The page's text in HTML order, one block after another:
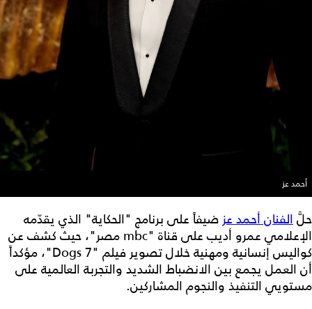
أحمد عز
حلَّالفنان أحمد عز ضيفاً على برنامج "الحكاية" الذي يقدّمه
الإعلامي عمرو أديب على قناة "mbc مصر"، حيث كشف عن
كواليس إنسانية ومهنية خلال تصوير فيلم "7 Dogs"، مؤكداً
أن العمل يجمع بين الانضباط الشديد والتجربة العالمية على
مستويي التنفيذ والنجوم المشاركين.